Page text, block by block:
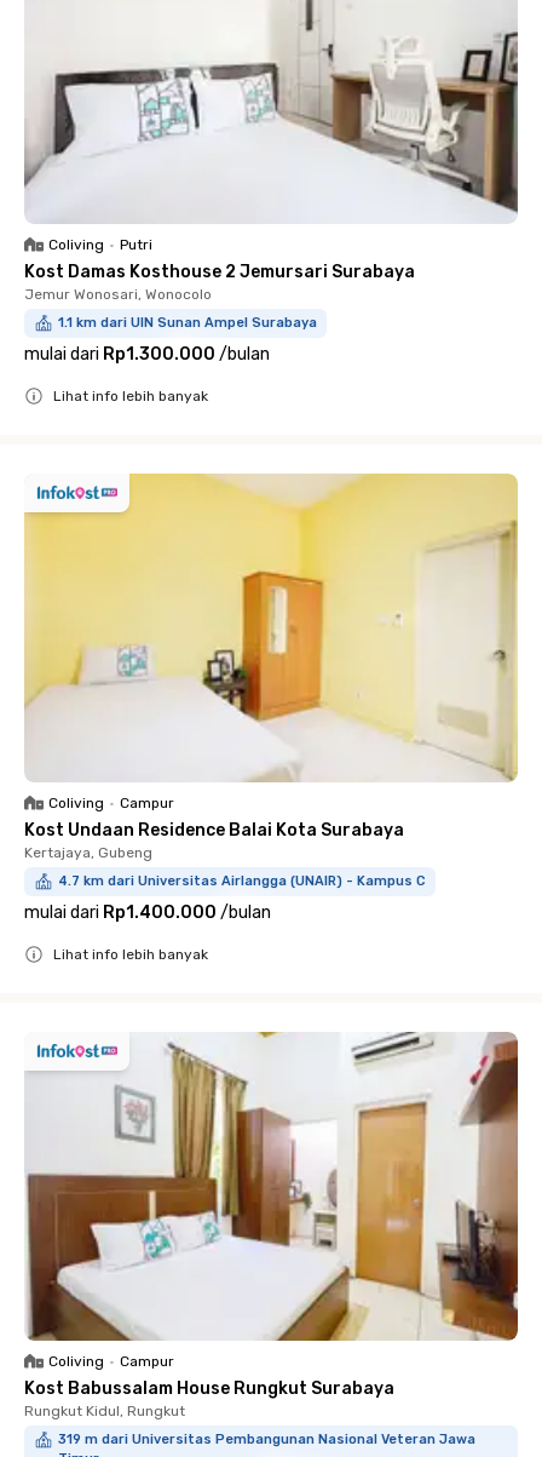
Coliving • Putri
Kost Damas Kosthouse 2 Jemursari Surabaya
Jemur Wonosari, Wonocolo
1.1 km dari UIN Sunan Ampel Surabaya
mulai dari Rp1.300.000 /bulan
Lihat info lebih banyak
Coliving • Campur
Kost Undaan Residence Balai Kota Surabaya
Kertajaya, Gubeng
4.7 km dari Universitas Airlangga (UNAIR) - Kampus C
mulai dari Rp1.400.000 /bulan
Lihat info lebih banyak
Coliving • Campur
Kost Babussalam House Rungkut Surabaya
Rungkut Kidul, Rungkut
319 m dari Universitas Pembangunan Nasional Veteran Jawa